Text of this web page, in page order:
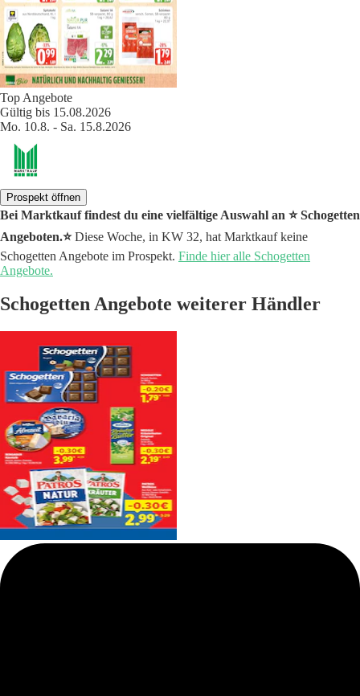
Top Angebote
Gültig bis 15.08.2026
Mo. 10.8. - Sa. 15.8.2026
Prospekt öffnen
Bei Marktkauf findest du eine vielfältige Auswahl an ⭐️ Schogetten
Angeboten.⭐️Diese Woche, in KW 32, hat Marktkauf keine
Schogetten Angebote im Prospekt. Finde hier alle Schogetten
Angebote.
Schogetten Angebote weiterer Händler